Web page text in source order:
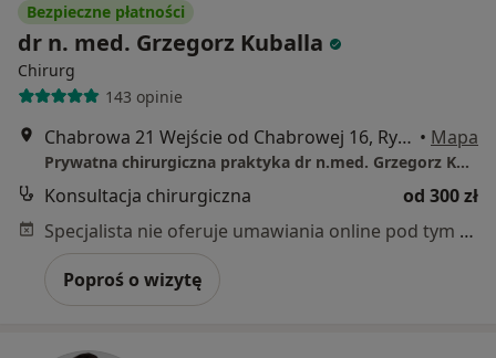
Bezpieczne płatności
dr n. med. Grzegorz Kuballa
Chirurg
143 opinie
Chabrowa 21 Wejście od Chabrowej 16, Rybnik • Mapa
Prywatna chirurgiczna praktyka dr n.med. Grzegorz Kuballa
Konsultacja chirurgiczna
od 300 zł
Specjalista nie oferuje umawiania online pod tym adresem.
Poproś o wizytę